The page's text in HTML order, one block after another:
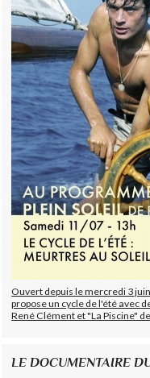
Ouvert depuis le mercredi 3
propose un cycle de l'été avec
René Clément et "La Piscine"
LE DOCUMENTAIRE